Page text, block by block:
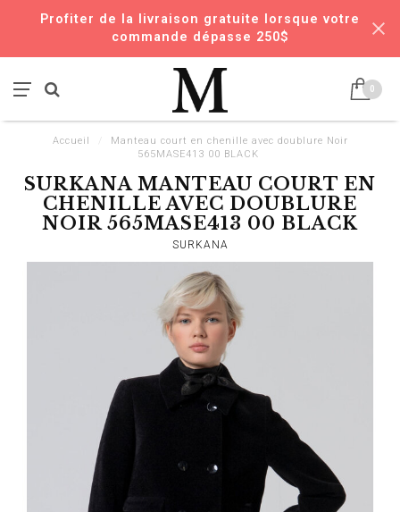
Profiter de la livraison gratuite lorsque votre
commande dépasse 250$
0
Accueil
Manteau court en chenille avec doublure Noir
565MASE413 00 BLACK
SURKANA MANTEAU COURT EN
CHENILLE AVEC DOUBLURE
NOIR 565MASE413 00 BLACK
SURKANA